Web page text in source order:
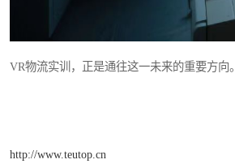
VR物流实训，正是通往这一未来的重要方向。
http://www.teutop.cn